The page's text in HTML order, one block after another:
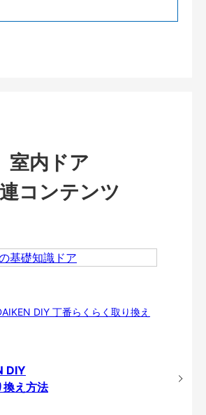
室内ドア
コンテンツ
DIY
換え方法